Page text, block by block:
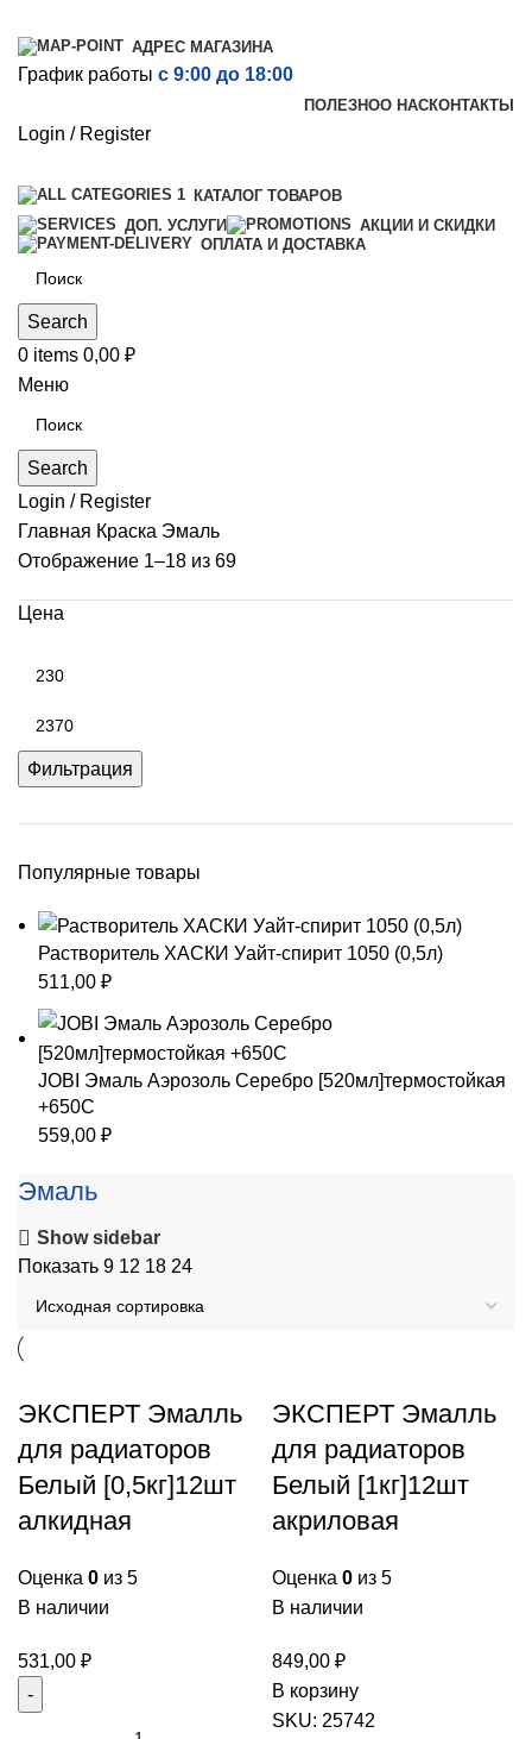
АДРЕС МАГАЗИНА
График работы с 9:00 до 18:00
ПОЛЕЗНОО НАСКОНТАКТЫ
Login / Register
КАТАЛОГ ТОВАРОВ
ДОП. УСЛУГИ
АКЦИИ И СКИДКИ
ОПЛАТА И ДОСТАВКА
Search
0 items 0,00 ₽
Меню
Search
Login / Register
Главная Краска Эмаль
Отображение 1–18 из 69
Цена
Фильтрация
Популярные товары
Растворитель ХАСКИ Уайт-спирит 1050 (0,5л)
511,00 ₽
JOBI Эмаль Аэрозоль Серебро [520мл]термостойкая
+650С
559,00 ₽
Эмаль
Show sidebar
Показать 9 12 18 24
ЭКСПЕРТ Эмалль
для радиаторов
Белый [0,5кг]12шт
алкидная
Оценка 0 из 5
В наличии
531,00 ₽
ЭКСПЕРТ Эмалль
для радиаторов
Белый [1кг]12шт
акриловая
Оценка 0 из 5
В наличии
849,00 ₽
Количество
товара
В корзину
SKU: 25742